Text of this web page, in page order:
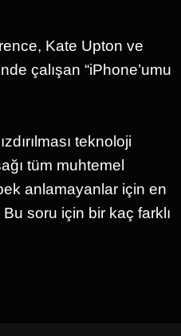
Kate Upton ve
çalışan “iPhone’umu
teknoloji
tüm muhtemel
anlamayanlar için en
soru için bir kaç farklı